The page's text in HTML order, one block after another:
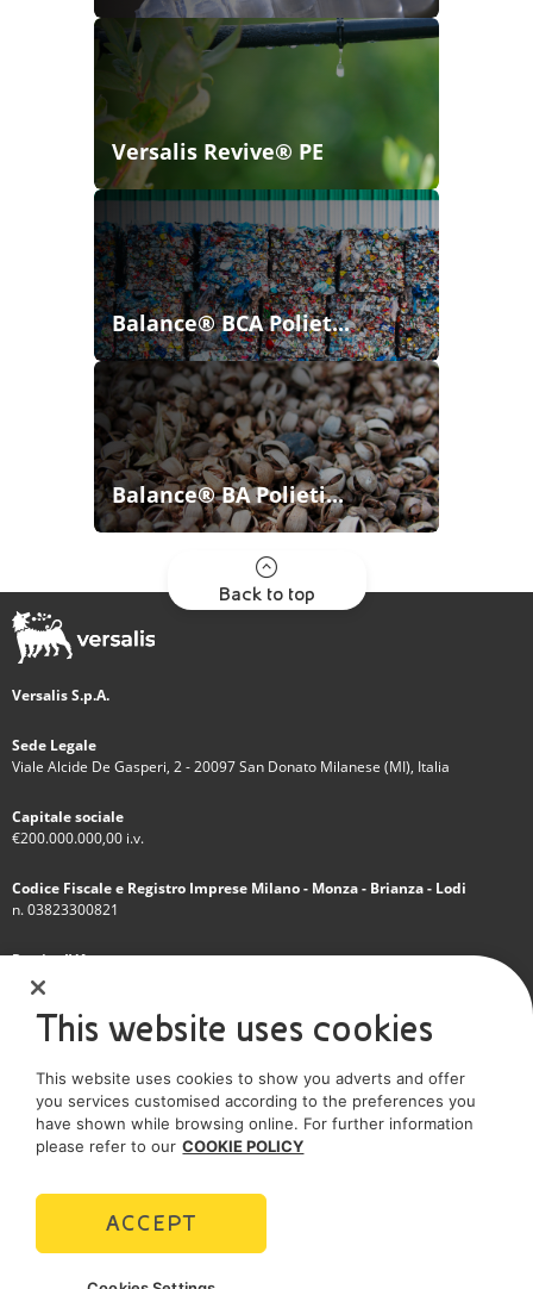
Versalis Revive® PE
Balance® BCA Poliet...
Balance® BA Polieti...
Back to top
Versalis S.p.A.
Sede Legale
Viale Alcide De Gasperi, 2 - 20097 San Donato Milanese (MI), Italia
Capitale sociale
€200.000.000,00 i.v.
Codice Fiscale e Registro Imprese Milano - Monza - Brianza - Lodi
n. 03823300821
Partita IVA
IT 01768800748 - R.E.A. Milano n.1351279
Società soggetta all'attività di direzione e coordinamento dell'Eni S.p.A.
Società con unico socio
SOCIAL MEDIA
POLICIES
This website uses cookies
This website uses cookies to show you adverts and offer
you services customised according to the preferences you
have shown while browsing online. For further information
please refer to our COOKIE POLICY
ACCEPT